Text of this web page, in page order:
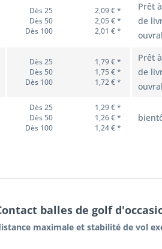
Dès 25
2,09 € *
Dès 50
2,05 € *
Dès 100
2,01 € *
Prêt
de
Dès 25
1,79 € *
Dès 50
1,75 € *
Dès 100
1,72 € *
Prêt
de
Dès 25
1,29 € *
Dès 50
1,26 € *
Dès 100
1,24 € *
balles de golf
maximale et stabilité de vol